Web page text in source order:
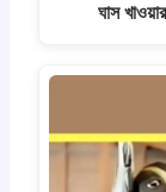
ঘাস